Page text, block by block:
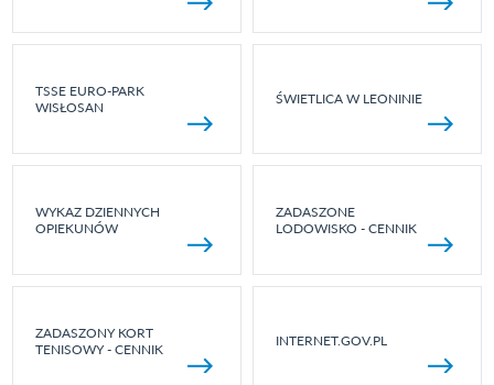
TSSE EURO-PARK
WISŁOSAN
ŚWIETLICA W LEONINIE
WYKAZ DZIENNYCH
OPIEKUNÓW
ZADASZONE
LODOWISKO - CENNIK
ZADASZONY KORT
TENISOWY - CENNIK
INTERNET.GOV.PL